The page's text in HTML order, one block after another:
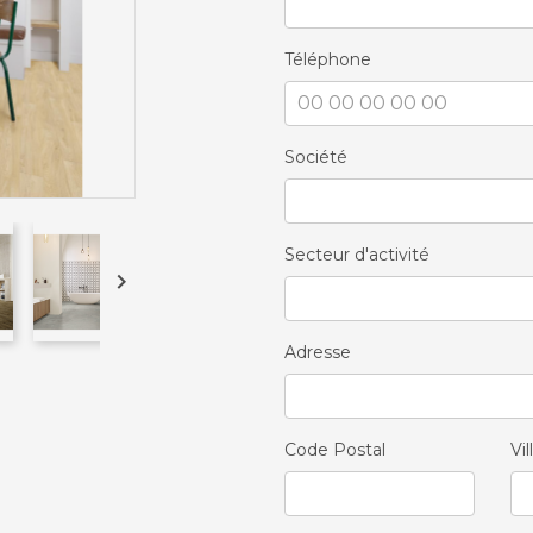

Téléphone
Société
Secteur d'activité
Adresse
Code Postal